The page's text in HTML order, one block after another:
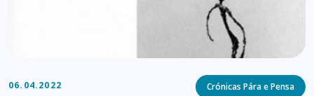
06.04.2022 Categories
Crónicas Pára e Pensa